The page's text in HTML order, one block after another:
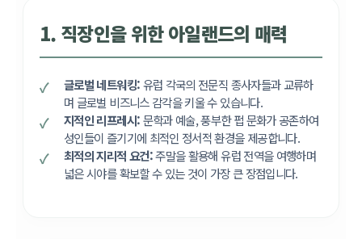
1. 직장인을 위한 아일랜드의 매력
글로벌 네트워킹:유럽 각국의 전문직 종사자들과 교류하
며 글로벌 비즈니스 감각을 키울 수 있습니다.
지적인 리프레시:문학과 예술, 풍부한 펍 문화가 공존하여
성인들이 즐기기에 최적인 정서적 환경을 제공합니다.
최적의 지리적 요건:주말을 활용해 유럽 전역을 여행하며
넓은 시야를 확보할 수 있는 것이 가장 큰 장점입니다.